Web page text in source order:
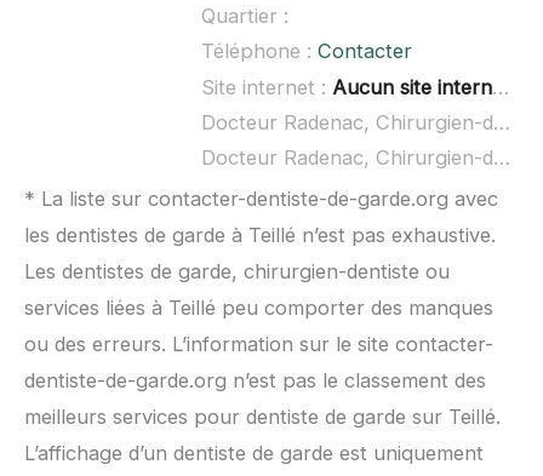
Quartier :
Téléphone : Contacter
Site internet : Aucun site internet connu
Docteur Radenac, Chirurgien-dentiste à domicile :
Docteur Radenac, Chirurgien-dentiste ouvert dimanche :
* La liste sur contacter-dentiste-de-garde.org avec
les dentistes de garde à Teillé n’est pas exhaustive.
Les dentistes de garde, chirurgien-dentiste ou
services liées à Teillé peu comporter des manques
ou des erreurs. L’information sur le site contacter-
dentiste-de-garde.org n’est pas le classement des
meilleurs services pour dentiste de garde sur Teillé.
L’affichage d’un dentiste de garde est uniquement